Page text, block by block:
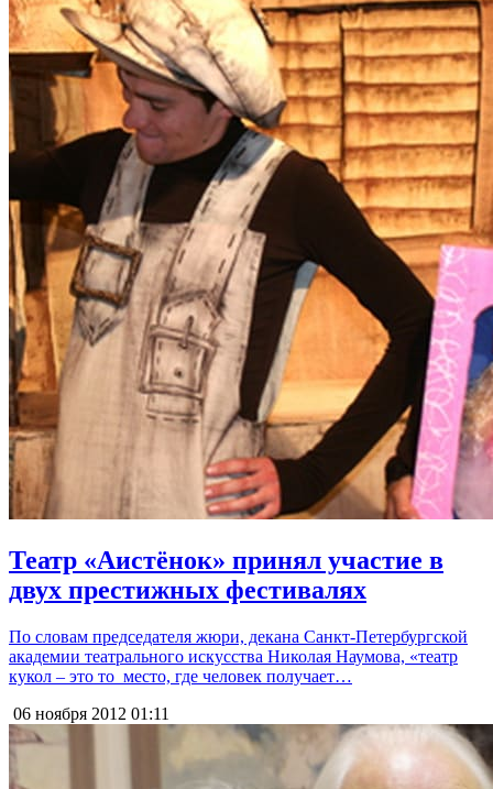
Театр «Аистёнок» принял участие в
двух престижных фестивалях
По словам председателя жюри, декана Санкт-Петербургской
академии театрального искусства Николая Наумова, «театр
кукол – это то место, где человек получает…
06 ноября 2012 01:11